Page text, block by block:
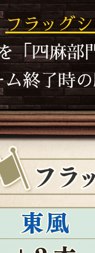
フラッグ
「四麻部
ム終了時